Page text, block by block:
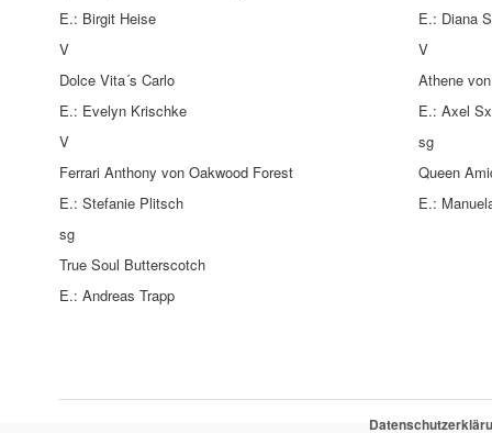
E.: Birgit Heise
E.: Diana
V
V
Dolce Vita´s Carlo
Athene
E.: Evelyn Krischke
E.: Axel
V
sg
Ferrari Anthony von Oakwood Forest
Queen
E.: Stefanie Plitsch
E.:
sg
True Soul Butterscotch
E.: Andreas Trapp